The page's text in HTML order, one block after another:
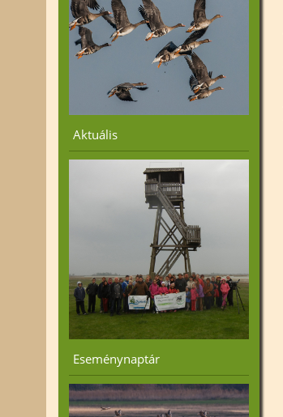
Aktuális
Eseménynaptár